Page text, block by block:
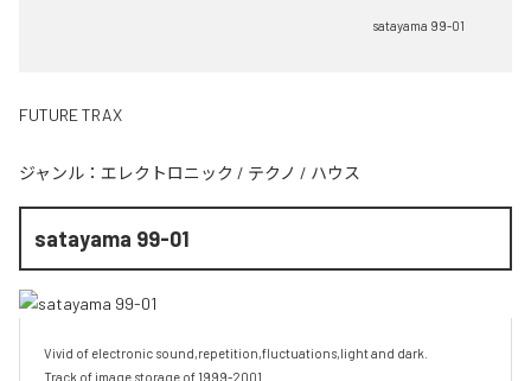
satayama 99-01
FUTURE TRAX
ジャンル： エレクトロニック / テクノ / ハウス
satayama 99-01
Vivid of electronic sound,repetition,fluctuations,light and dark.
Track of image storage of 1999-2001.